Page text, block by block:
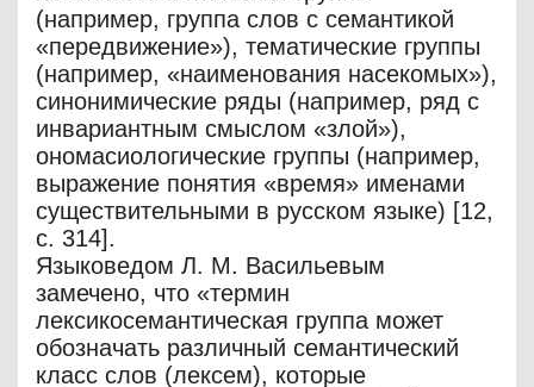
(например, группа слов с семантикой
«передвижение»), тематические группы
(например, «наименования насекомых»),
синонимические ряды (например, ряд с
инвариантным смыслом «злой»),
ономасиологические группы (например,
выражение понятия «время» именами
существительными в русском языке) [12,
с. 314].
Языковедом Л. М. Васильевым
замечено, что «термин
лексикосемантическая группа может
обозначать различный семантический
класс слов (лексем), которые